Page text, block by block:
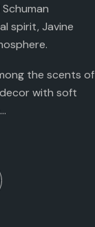
spirit, Javine
the scents of
with soft